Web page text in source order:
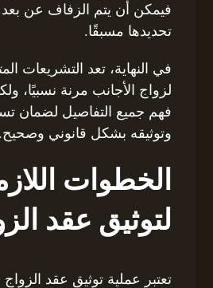
فيمكن أن يتم الزفاف عن
تحديدها مسبقًا.
في النهاية، تعد التشريعات
لزواج الأجانب مرنة نسبيًا،
فهم جميع التفاصيل لضمان
وتوثيقه بشكل قانوني وصحيح.
الخطوات
لتوثيق عقد
تعتبر عملية توثيق عقد